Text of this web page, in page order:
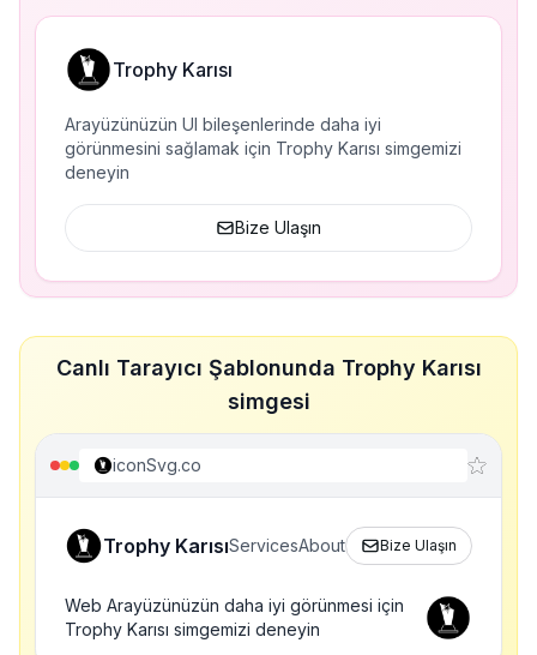
Trophy Karısı
Arayüzünüzün UI bileşenlerinde daha iyi
görünmesini sağlamak için Trophy Karısı simgemizi
deneyin
Bize Ulaşın
Canlı Tarayıcı Şablonunda Trophy Karısı
simgesi
iconSvg.co
Trophy KarısıServicesAbout Bize Ulaşın
Web Arayüzünüzün daha iyi görünmesi için
Trophy Karısı simgemizi deneyin